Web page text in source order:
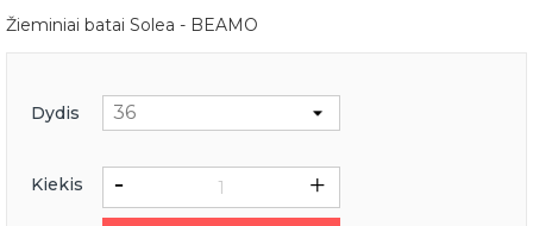
Žieminiai batai Solea - BEAMO
Dydis
Kiekis